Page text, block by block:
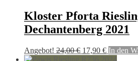
12,00 €8,90 €.
Kloster Pforta
Dechantenberg 2021
Angebot! 24,00€ Ursprünglicher
17,90 €Aktueller
In den